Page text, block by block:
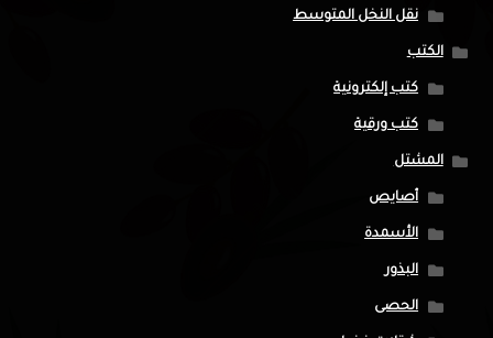
نقل النخل المتوسط
الكتب
كتب إلكترونية
كتب ورقية
المشتل
أصايص
الأسمدة
البذور
الحصى